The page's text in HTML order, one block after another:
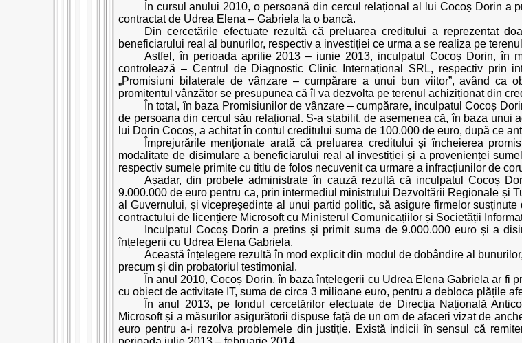
În cursul anului 2010, o persoană din cercul relațional al lui Cocoș Dorin a
contractat de Udrea Elena – Gabriela la o bancă.
Din cercetările efectuate rezultă că preluarea creditului a reprezentat
beneficiarului real al bunurilor, respectiv a investiției ce urma a se realiza pe
Astfel, în perioada aprilie 2013 – iunie 2013, inculpatul Cocoș Dorin, în
controlează – Centrul de Diagnostic Clinic Internațional SRL, respectiv prin
„Promisiuni bilaterale de vânzare – cumpărare a unui bun viitor”, având ca
promitentul vânzător se presupunea că îl va dezvolta pe terenul achiziționat din
În total, în baza Promisiunilor de vânzare – cumpărare, inculpatul Cocoș
de persoana din cercul său relațional. S-a stabilit, de asemenea că, în baza unui
lui Dorin Cocoș, a achitat în contul creditului suma de 100.000 de euro, după ce
Împrejurările menționate arată că preluarea creditului și încheierea
modalitate de disimulare a beneficiarului real al investiției și a provenienței
respectiv sumele primite cu titlu de folos necuvenit ca urmare a infracțiunilor de
Așadar, din probele administrate în cauză rezultă că inculpatul Cocoș
9.000.000 de euro pentru ca, prin intermediul ministrului Dezvoltării Regionale și
al Guvernului, și vicepreședinte al unui partid politic, să asigure firmelor
contractului de licențiere Microsoft cu Ministerul Comunicațiilor și Societății
Inculpatul Cocoș Dorin a pretins și primit suma de 9.000.000 euro și a
înțelegerii cu Udrea Elena Gabriela.
Această înțelegere rezultă în mod explicit din modul de dobândire al
precum și din probatoriul testimonial.
În anul 2010, Cocoș Dorin, în baza înțelegerii cu Udrea Elena Gabriela ar fi
cu obiect de activitate IT, suma de circa 3 milioane euro, pentru a debloca plățile
În anul 2013, pe fondul cercetărilor efectuate de Direcția Națională
Microsoft și a măsurilor asigurătorii dispuse față de un om de afaceri vizat de
euro pentru a-i rezolva problemele din justiție. Există indicii în sensul că